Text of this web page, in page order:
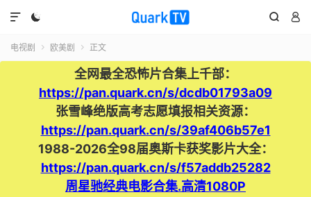
  

电视剧  欧美剧  正文
全网最全恐怖片合集上千部：
https://pan.quark.cn/s/dcdb01793a09
张雪峰绝版高考志愿填报相关资源：
https://pan.quark.cn/s/39af406b57e1
1988-2026全98届奥斯卡获奖影片大全：
https://pan.quark.cn/s/f57addb25282
周星驰经典电影合集.高清1080P